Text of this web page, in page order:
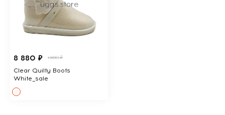
8 880 ₽ 13690 ₽
Clear Quilty Boots
White_sale